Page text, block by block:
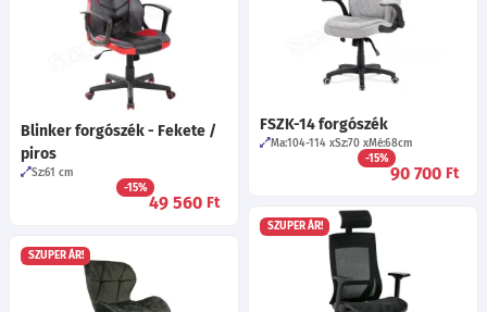
FSZK-14 forgószék
Ma:104-114 Sz:70 Mé:68cm
-15%
90 700 Ft
Blinker forgószék - Fekete /
piros
Sz:61 cm
-15%
49 560 Ft
SZUPER ÁR!
SZUPER ÁR!